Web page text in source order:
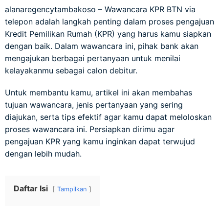
alanaregencytambakoso – Wawancara KPR BTN via
telepon adalah langkah penting dalam proses pengajuan
Kredit Pemilikan Rumah (KPR) yang harus kamu siapkan
dengan baik. Dalam wawancara ini, pihak bank akan
mengajukan berbagai pertanyaan untuk menilai
kelayakanmu sebagai calon debitur.
Untuk membantu kamu, artikel ini akan membahas
tujuan wawancara, jenis pertanyaan yang sering
diajukan, serta tips efektif agar kamu dapat meloloskan
proses wawancara ini. Persiapkan dirimu agar
pengajuan KPR yang kamu inginkan dapat terwujud
dengan lebih mudah.
Daftar Isi Tampilkan